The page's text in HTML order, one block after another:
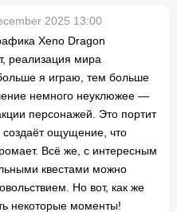
2025 13:00
Xeno Dragon
реализация мира
я играю, тем больше
немного неуклюжее —
персонажей. Это портит
ощущение, что
Всё же, с интересным
квестами можно
Но вот, как же
некоторые моменты!